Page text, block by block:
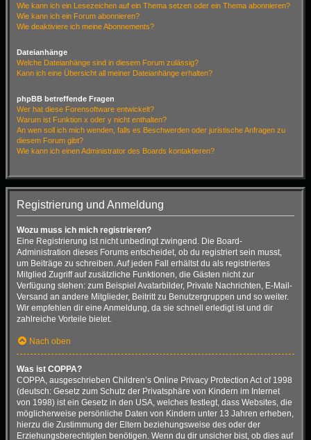
Wie kann ich ein Lesezeichen auf ein Thema setzen oder ein Thema abonnieren?
Wie kann ich ein Forum abonnieren?
Wie deaktiviere ich meine Abonnements?
Dateianhänge
Welche Dateianhänge sind in diesem Forum zulässig?
Kann ich eine Übersicht all meiner Dateianhänge erhalten?
phpBB betreffende Fragen
Wer hat diese Forensoftware entwickelt?
Warum ist Funktion x oder y nicht enthalten?
An wen soll ich mich wenden, falls es Beschwerden oder juristische Anfragen zu
diesem Forum gibt?
Wie kann ich einen Administrator des Boards kontaktieren?
Registrierung und Anmeldung
Wozu muss ich mich registrieren?
Eine Registrierung ist nicht unbedingt zwingend. Die Board-
Administration dieses Forums entscheidet, ob du registriert sein musst,
um Beiträge zu schreiben. Auf jeden Fall erhältst du als registriertes
Mitglied Zugriff auf zusätzliche Funktionen, die Gästen nicht zur
Verfügung stehen: zum Beispiel Avatarbilder, Private Nachrichten, E-Mail-
Versand an andere Mitglieder, Beitritt zu Benutzergruppen und so weiter.
Wir empfehlen dir eine Anmeldung, da sie schnell erledigt ist und dir
zahlreiche Vorteile bietet.
Nach oben
Was ist COPPA?
COPPA, ausgeschrieben Children’s Online Privacy Protection Act of 1998
(deutsch: Gesetz zum Schutz der Privatsphäre von Kindern im Internet
von 1998) ist ein Gesetz in den USA, welches festlegt, dass Websites, die
möglicherweise persönliche Daten von Kindern unter 13 Jahren erheben,
hierzu die Zustimmung der Eltern beziehungsweise des oder der
Erziehungsberechtigten benötigen. Wenn du dir unsicher bist, ob dies auf